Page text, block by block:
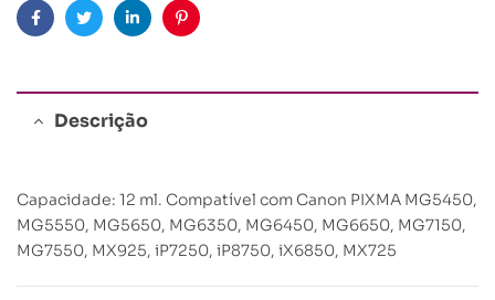
FacebookTwitterLinkedinPinterest
Descrição
Capacidade: 12 ml. Compatível com Canon PIXMA MG5450,
MG5550, MG5650, MG6350, MG6450, MG6650, MG7150,
MG7550, MX925, iP7250, iP8750, iX6850, MX725